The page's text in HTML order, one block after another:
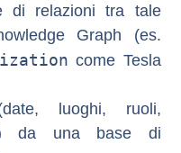
di relazioni tra tale
Graph (es.
come Tesla
luoghi, ruoli,
da una base di